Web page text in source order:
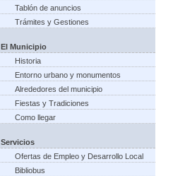
Tablón de anuncios
Trámites y Gestiones
El Municipio
Historia
Entorno urbano y monumentos
Alrededores del municipio
Fiestas y Tradiciones
Como llegar
Servicios
Ofertas de Empleo y Desarrollo Local
Bibliobus